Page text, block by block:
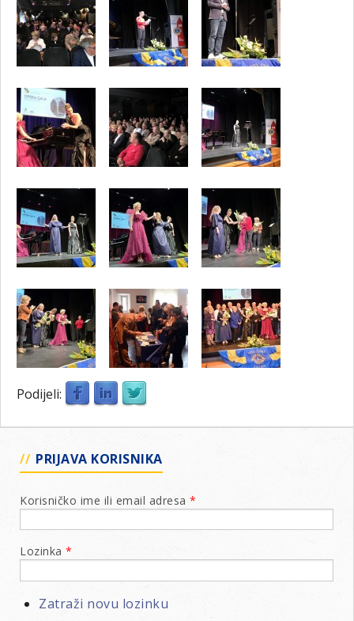
Podijeli:
PRIJAVA KORISNIKA
Korisničko ime ili email adresa *
Lozinka *
Zatraži novu lozinku